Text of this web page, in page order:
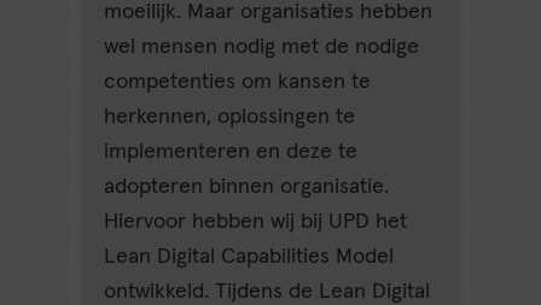
moeilijk. Maar organisaties hebben
wel mensen nodig met de nodige
competenties om kansen te
herkennen, oplossingen te
implementeren en deze te
adopteren binnen organisatie.
Hiervoor hebben wij bij UPD het
Lean Digital Capabilities Model
ontwikkeld. Tijdens de Lean Digital